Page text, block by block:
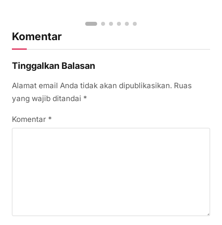
Komentar
Tinggalkan Balasan
Alamat email Anda tidak akan dipublikasikan. Ruas
yang wajib ditandai *
Komentar *